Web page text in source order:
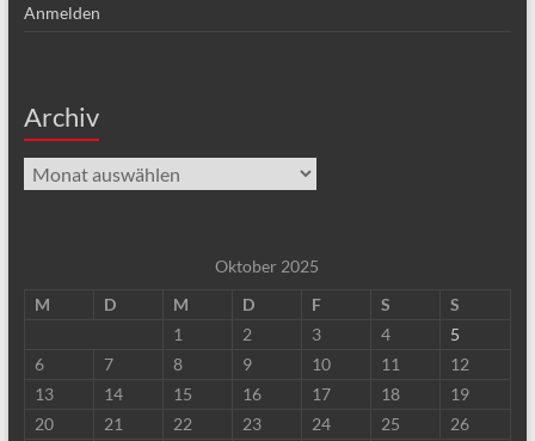
Anmelden
Archiv
Archiv
Oktober 2025
M
D M D F S
S
1
2 3 4
5
6
7 8 9 10 11
12
13
14 15 16 17 18
19
20
21 22 23 24 25
26